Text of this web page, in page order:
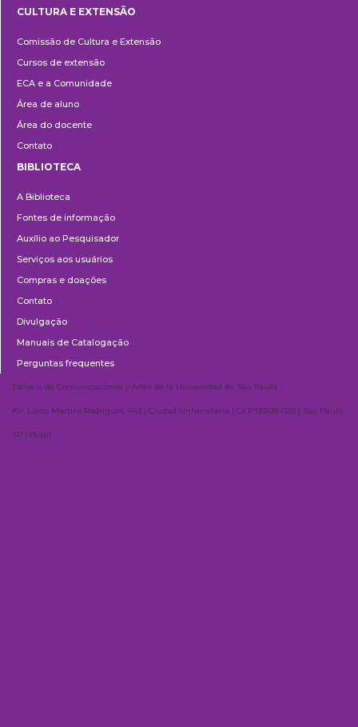
e
Extensão
CULTURA E EXTENSÃO
Comissão de Cultura e Extensão
Cursos de extensão
ECA e a Comunidade
Área de aluno
Área do docente
Contato
BIBLIOTECA
A Biblioteca
Fontes de informação
Auxílio ao Pesquisador
Serviços aos usuários
Compras e doações
Contato
Divulgação
Manuais de Catalogação
Perguntas frequentes
Escuela de Comunicaciones y Artes de la Universidad de São Paulo
AV. Lúcio Martins Rodrigues, 443 | Ciudad Universitaria | CEP 05508-020 | São Paulo,
SP | Brasil